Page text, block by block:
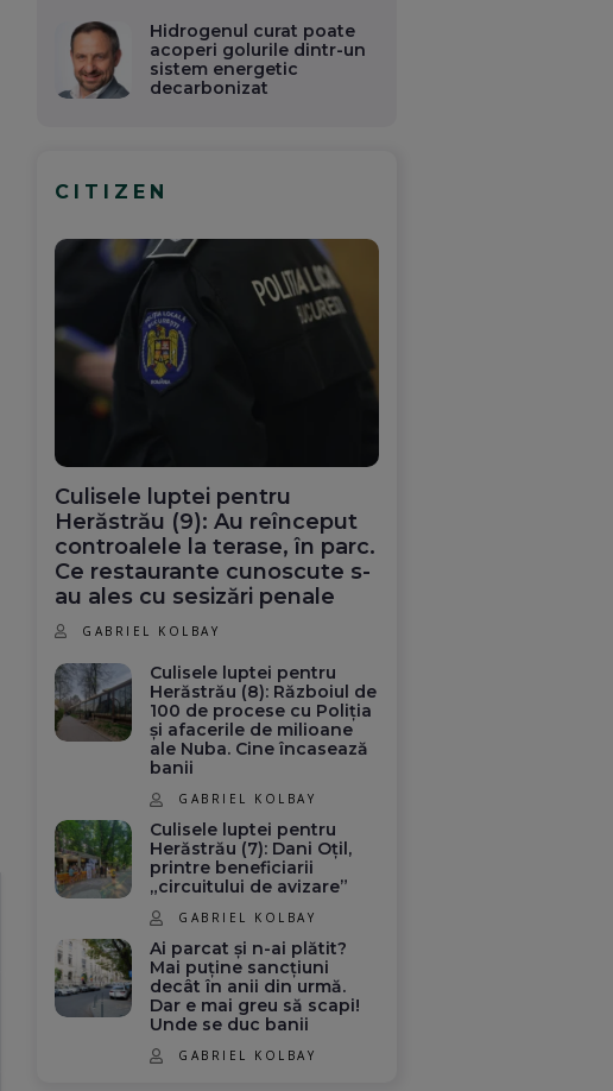
Hidrogenul curat poate
acoperi golurile dintr-un
sistem energetic
decarbonizat
CITIZEN
Culisele luptei pentru
Herăstrău (9): Au reînceput
controalele la terase, în parc.
Ce restaurante cunoscute s-
au ales cu sesizări penale
GABRIEL KOLBAY
Culisele luptei pentru
Herăstrău (8): Războiul de
100 de procese cu Poliția
și afacerile de milioane
ale Nuba. Cine încasează
banii
GABRIEL KOLBAY
Culisele luptei pentru
Herăstrău (7): Dani Oțil,
printre beneficiarii
„circuitului de avizare”
GABRIEL KOLBAY
Ai parcat și n-ai plătit?
Mai puține sancțiuni
decât în anii din urmă.
Dar e mai greu să scapi!
Unde se duc banii
GABRIEL KOLBAY